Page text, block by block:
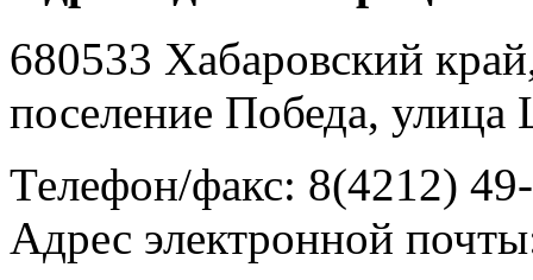
680533 Хабаровский
поселение Победа, улица
Телефон/факс: 8(4212)
Адрес электронной